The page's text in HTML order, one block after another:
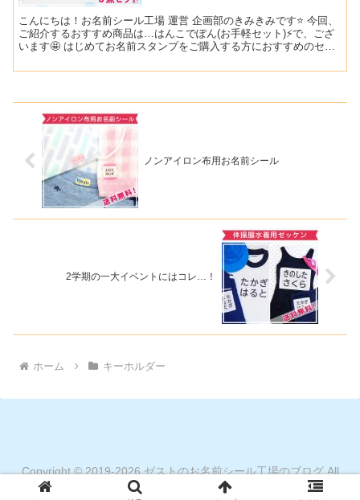
こんにちは！お名前シール工場 運営 企画部のきみきみです⭐ 今回、
ご紹介するおすすめ商品は…はんこでぽん(お手軽セット)⚡で、ござ
います🤩 はじめてお名前スタンプをご購入する方におすすめのセッ
ノンアイロン布用お名前シール
2学期の一大イベントにはコレ…！
ホーム キーホルダー
Copyright © 2019-2026 ゼストのお名前シール工場のブログ All
Rights Reserved.